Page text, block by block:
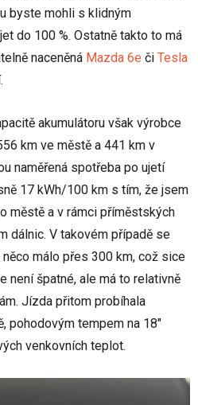
byste mohli s klidným
do 100 %. Ostatně takto to má
naceněná Mazda 6e či Tesla
akumulátoru však výrobce
km ve městě a 441 km v
naměřená spotřeba po ujetí
17 kWh/100 km s tím, že jsem
městě a v rámci příměstských
dálnic. V takovém případě se
málo přes 300 km, což sice
není špatné, ale má to relativně
Jízda přitom probíhala
pohodovým tempem na 18"
venkovních teplot.